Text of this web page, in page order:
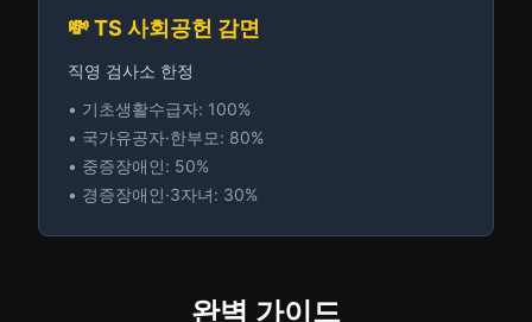
💸 TS 사회공헌 감면
직영 검사소 한정
• 기초생활수급자: 100%
• 국가유공자·한부모: 80%
• 중증장애인: 50%
• 경증장애인·3자녀: 30%
완벽 가이드